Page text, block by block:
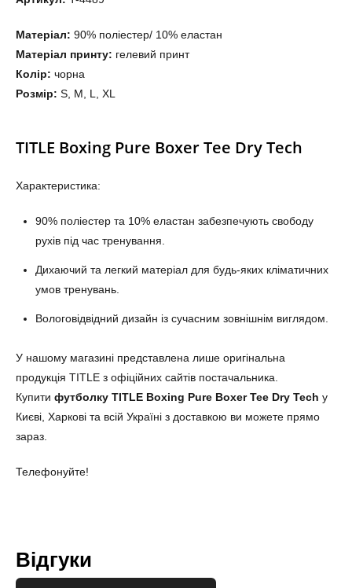
Матеріал: 90% поліестер/ 10% еластан
Матеріал принту: гелевий принт
Колір: чорна
Розмір: S, M, L, XL
TITLE Boxing Pure Boxer Tee Dry Tech
Характеристика:
90% поліестер та 10% еластан забезпечують свободу
рухів під час тренування.
Дихаючий та легкий матеріал для будь-яких кліматичних
умов тренувань.
Вологовідвідний дизайн із сучасним зовнішнім виглядом.
У нашому магазині представлена лише оригінальна
продукція TITLE з офіційних сайтів постачальника.
Купити футболку TITLE Boxing Pure Boxer Tee Dry Tech у
Києві, Харкові та всій Україні з доставкою ви можете прямо
зараз.
Телефонуйте!
Відгуки